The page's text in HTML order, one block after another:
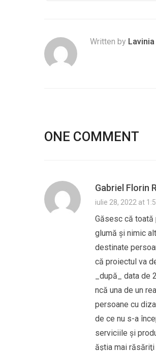
Written by
ONE COMMENT
Gabriel Florin
iulie 28, 2022 at
Găsesc că
glumă şi nimic
destinate
că proiectul va
_după_ data
ncă una de un
persoane cu
de ce nu s-a
serviciile şi
ăştia mai